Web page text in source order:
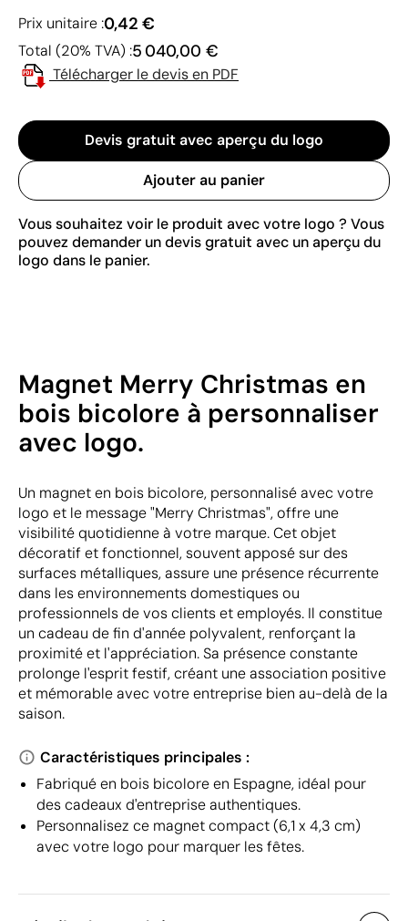
Prix unitaire :0,42 €
Total (20% TVA) :5 040,00 €
Télécharger le devis en PDF
Devis gratuit avec aperçu du logo
Ajouter au panier
Vous souhaitez voir le produit avec votre logo ? Vous
pouvez demander un devis gratuit avec un aperçu du
logo dans le panier.
Magnet Merry Christmas en
bois bicolore à personnaliser
avec logo.
Un magnet en bois bicolore, personnalisé avec votre
logo et le message "Merry Christmas", offre une
visibilité quotidienne à votre marque. Cet objet
décoratif et fonctionnel, souvent apposé sur des
surfaces métalliques, assure une présence récurrente
dans les environnements domestiques ou
professionnels de vos clients et employés. Il constitue
un cadeau de fin d'année polyvalent, renforçant la
proximité et l'appréciation. Sa présence constante
prolonge l'esprit festif, créant une association positive
et mémorable avec votre entreprise bien au-delà de la
saison.
Caractéristiques principales :
Fabriqué en bois bicolore en Espagne, idéal pour
des cadeaux d'entreprise authentiques.
Personnalisez ce magnet compact (6,1 x 4,3 cm)
avec votre logo pour marquer les fêtes.